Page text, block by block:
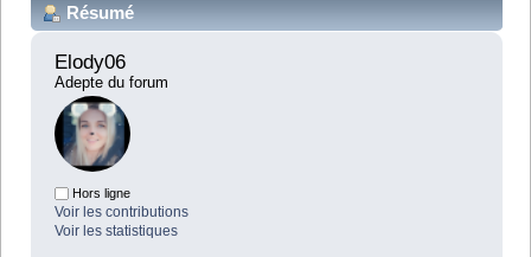
Résumé
Elody06
Adepte du forum
Hors ligne
Voir les contributions
Voir les statistiques